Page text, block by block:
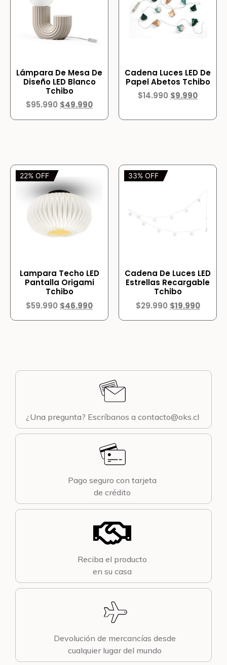
Lámpara De Mesa De
Diseño LED Blanco
Tchibo
$95.990 $49.990
Cadena Luces LED De
Papel Abetos Tchibo
$14.990 $9.990
22% OFF
Lampara Techo LED
Pantalla Origami
Tchibo
$59.990 $46.990
33% OFF
Cadena De Luces LED
Estrellas Recargable
Tchibo
$29.990 $19.990
¿Una pregunta? Escríbanos a contacto@oks.cl
Pago seguro con tarjeta
de crédito
Reciba el producto
en su casa
Devolución de mercancías desde
cualquier lugar del mundo